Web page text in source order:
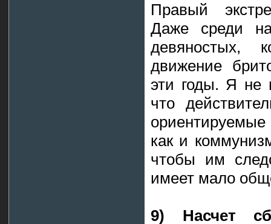
Правый
Даже среди
девяностых,
движение
эти годы. Я не
что
как и
чтобы им
имеет мало
9) Насчет